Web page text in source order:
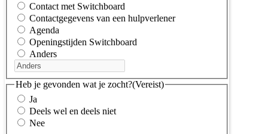
Contact met Switchboard
Contactgegevens van een hulpverlener
Agenda
Openingstijden Switchboard
Anders
Heb je gevonden wat je zocht?(Vereist)
Ja
Deels wel en deels niet
Nee